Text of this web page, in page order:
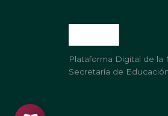
Plataforma Digital de la
Secretaría de